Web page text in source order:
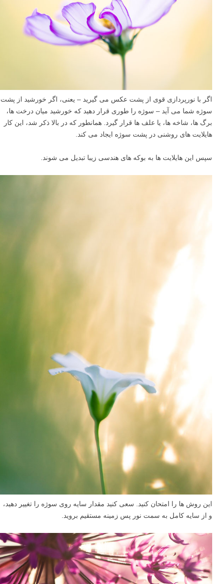
اگر با نورپردازی قوی از پشت عکس می گیرید – یعنی، اگر خورشید از پشت
سوژه شما می آید – سوژه را طوری قرار دهید که خورشید میان درخت ها،
برگ ها، شاخه ها، یا علف ها قرار گیرد. همانطور که در بالا ذکر شد، این کار
هایلایت های روشنی در پشت سوژه ایجاد می کند.
سپس این هایلایت ها به بوکه های هندسی زیبا تبدیل می شوند.
این روش ها را امتحان کنید. سعی کنید مقدار سایه روی سوژه را تغییر دهید،
و از سایه کامل به سمت نور پس زمینه مستقیم بروید.